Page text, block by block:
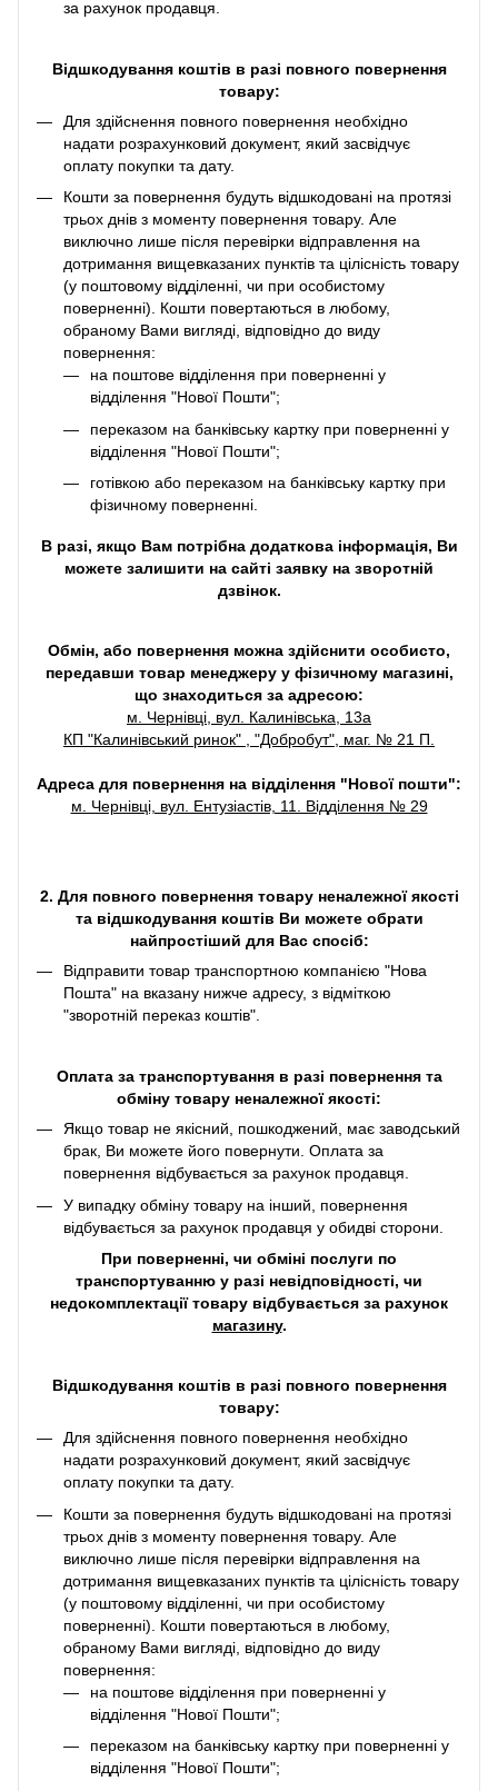
за рахунок продавця.
Відшкодування коштів в разі повного повернення
товару:
Для здійснення повного повернення необхідно
надати розрахунковий документ, який засвідчує
оплату покупки та дату.
Кошти за повернення будуть відшкодовані на протязі
трьох днів з моменту повернення товару. Але
виключно лише після перевірки відправлення на
дотримання вищевказаних пунктів та цілісність товару
(у поштовому відділенні, чи при особистому
поверненні). Кошти повертаються в любому,
обраному Вами вигляді, відповідно до виду
повернення:
на поштове відділення при поверненні у
відділення "Нової Пошти";
переказом на банківську картку при поверненні у
відділення "Нової Пошти";
готівкою або переказом на банківську картку при
фізичному поверненні.
В разі, якщо Вам потрібна додаткова інформація, Ви
можете залишити на сайті заявку на зворотній
дзвінок.
Обмін, або повернення можна здійснити особисто,
передавши товар менеджеру у фізичному магазині,
що знаходиться за адресою:
м. Чернівці, вул. Калинівська, 13а
КП "Калинівський ринок" , "Добробут", маг. № 21 П.
Адреса для повернення на відділення "Нової пошти":
м. Чернівці, вул. Ентузіастів, 11. Відділення № 29
2. Для повного повернення товару неналежної якості
та відшкодування коштів Ви можете обрати
найпростіший для Вас спосіб:
Відправити товар транспортною компанією "Нова
Пошта" на вказану нижче адресу, з відміткою
"зворотній переказ коштів".
Оплата за транспортування в разі повернення та
обміну товару неналежної якості:
Якщо товар не якісний, пошкоджений, має заводський
брак, Ви можете його повернути. Оплата за
повернення відбувається за рахунок продавця.
У випадку обміну товару на інший, повернення
відбувається за рахунок продавця у обидві сторони.
При поверненні, чи обміні послуги по
транспортуванню у разі невідповідності, чи
недокомплектації товару відбувається за рахунок
магазину.
Відшкодування коштів в разі повного повернення
товару:
Для здійснення повного повернення необхідно
надати розрахунковий документ, який засвідчує
оплату покупки та дату.
Кошти за повернення будуть відшкодовані на протязі
трьох днів з моменту повернення товару. Але
виключно лише після перевірки відправлення на
дотримання вищевказаних пунктів та цілісність товару
(у поштовому відділенні, чи при особистому
поверненні). Кошти повертаються в любому,
обраному Вами вигляді, відповідно до виду
повернення:
на поштове відділення при поверненні у
відділення "Нової Пошти";
переказом на банківську картку при поверненні у
відділення "Нової Пошти";